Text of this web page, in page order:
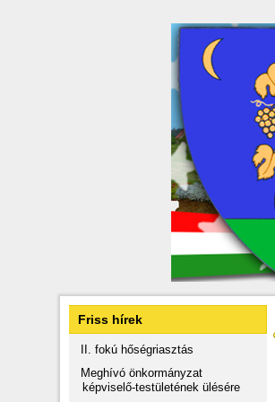
Friss hírek
II. fokú hőségriasztás
Meghívó önkormányzat
képviselő-testületének ülésére